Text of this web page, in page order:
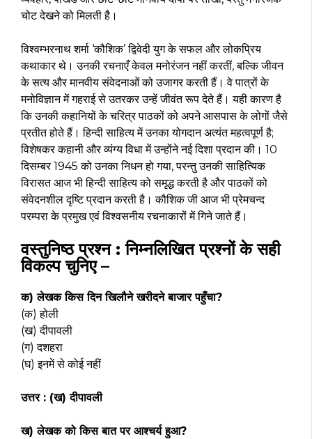
चोट देखने को मिलती है।
विश्वम्भरनाथ शर्मा ‘कौशिक’ द्विवेदी युग के सफल और लोकप्रिय
कथाकार थे। उनकी रचनाएँ केवल मनोरंजन नहीं करतीं, बल्कि जीवन
के सत्य और मानवीय संवेदनाओं को उजागर करती हैं। वे पात्रों के
मनोविज्ञान में गहराई से उतरकर उन्हें जीवंत रूप देते हैं। यही कारण है
कि उनकी कहानियों के चरित्र पाठकों को अपने आसपास के लोगों जैसे
प्रतीत होते हैं। हिन्दी साहित्य में उनका योगदान अत्यंत महत्वपूर्ण है;
विशेषकर कहानी और व्यंग्य विधा में उन्होंने नई दिशा प्रदान की। 10
दिसम्बर 1945 को उनका निधन हो गया, परन्तु उनकी साहित्यिक
विरासत आज भी हिन्दी साहित्य को समृद्ध करती है और पाठकों को
संवेदनशील दृष्टि प्रदान करती है। कौशिक जी आज भी प्रेमचन्द
परम्परा के प्रमुख एवं विश्वसनीय रचनाकारों में गिने जाते हैं।
वस्तुनिष्ठ प्रश्न : निम्नलिखित प्रश्नों के सही
विकल्प चुनिए –
क) लेखक किस दिन खिलौने खरीदने बाजार पहुँचा?
(क) होली
(ख) दीपावली
(ग) दशहरा
(घ) इनमें से कोई नहीं
उत्तर : (ख) दीपावली
ख) लेखक को किस बात पर आश्चर्य हुआ?